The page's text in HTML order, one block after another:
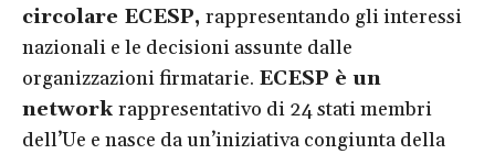
circolare ECESP, rappresentando gli interessi
nazionali e le decisioni assunte dalle
organizzazioni firmatarie. ECESP è un
network rappresentativo di 24 stati membri
dell’Ue e nasce da un’iniziativa congiunta della